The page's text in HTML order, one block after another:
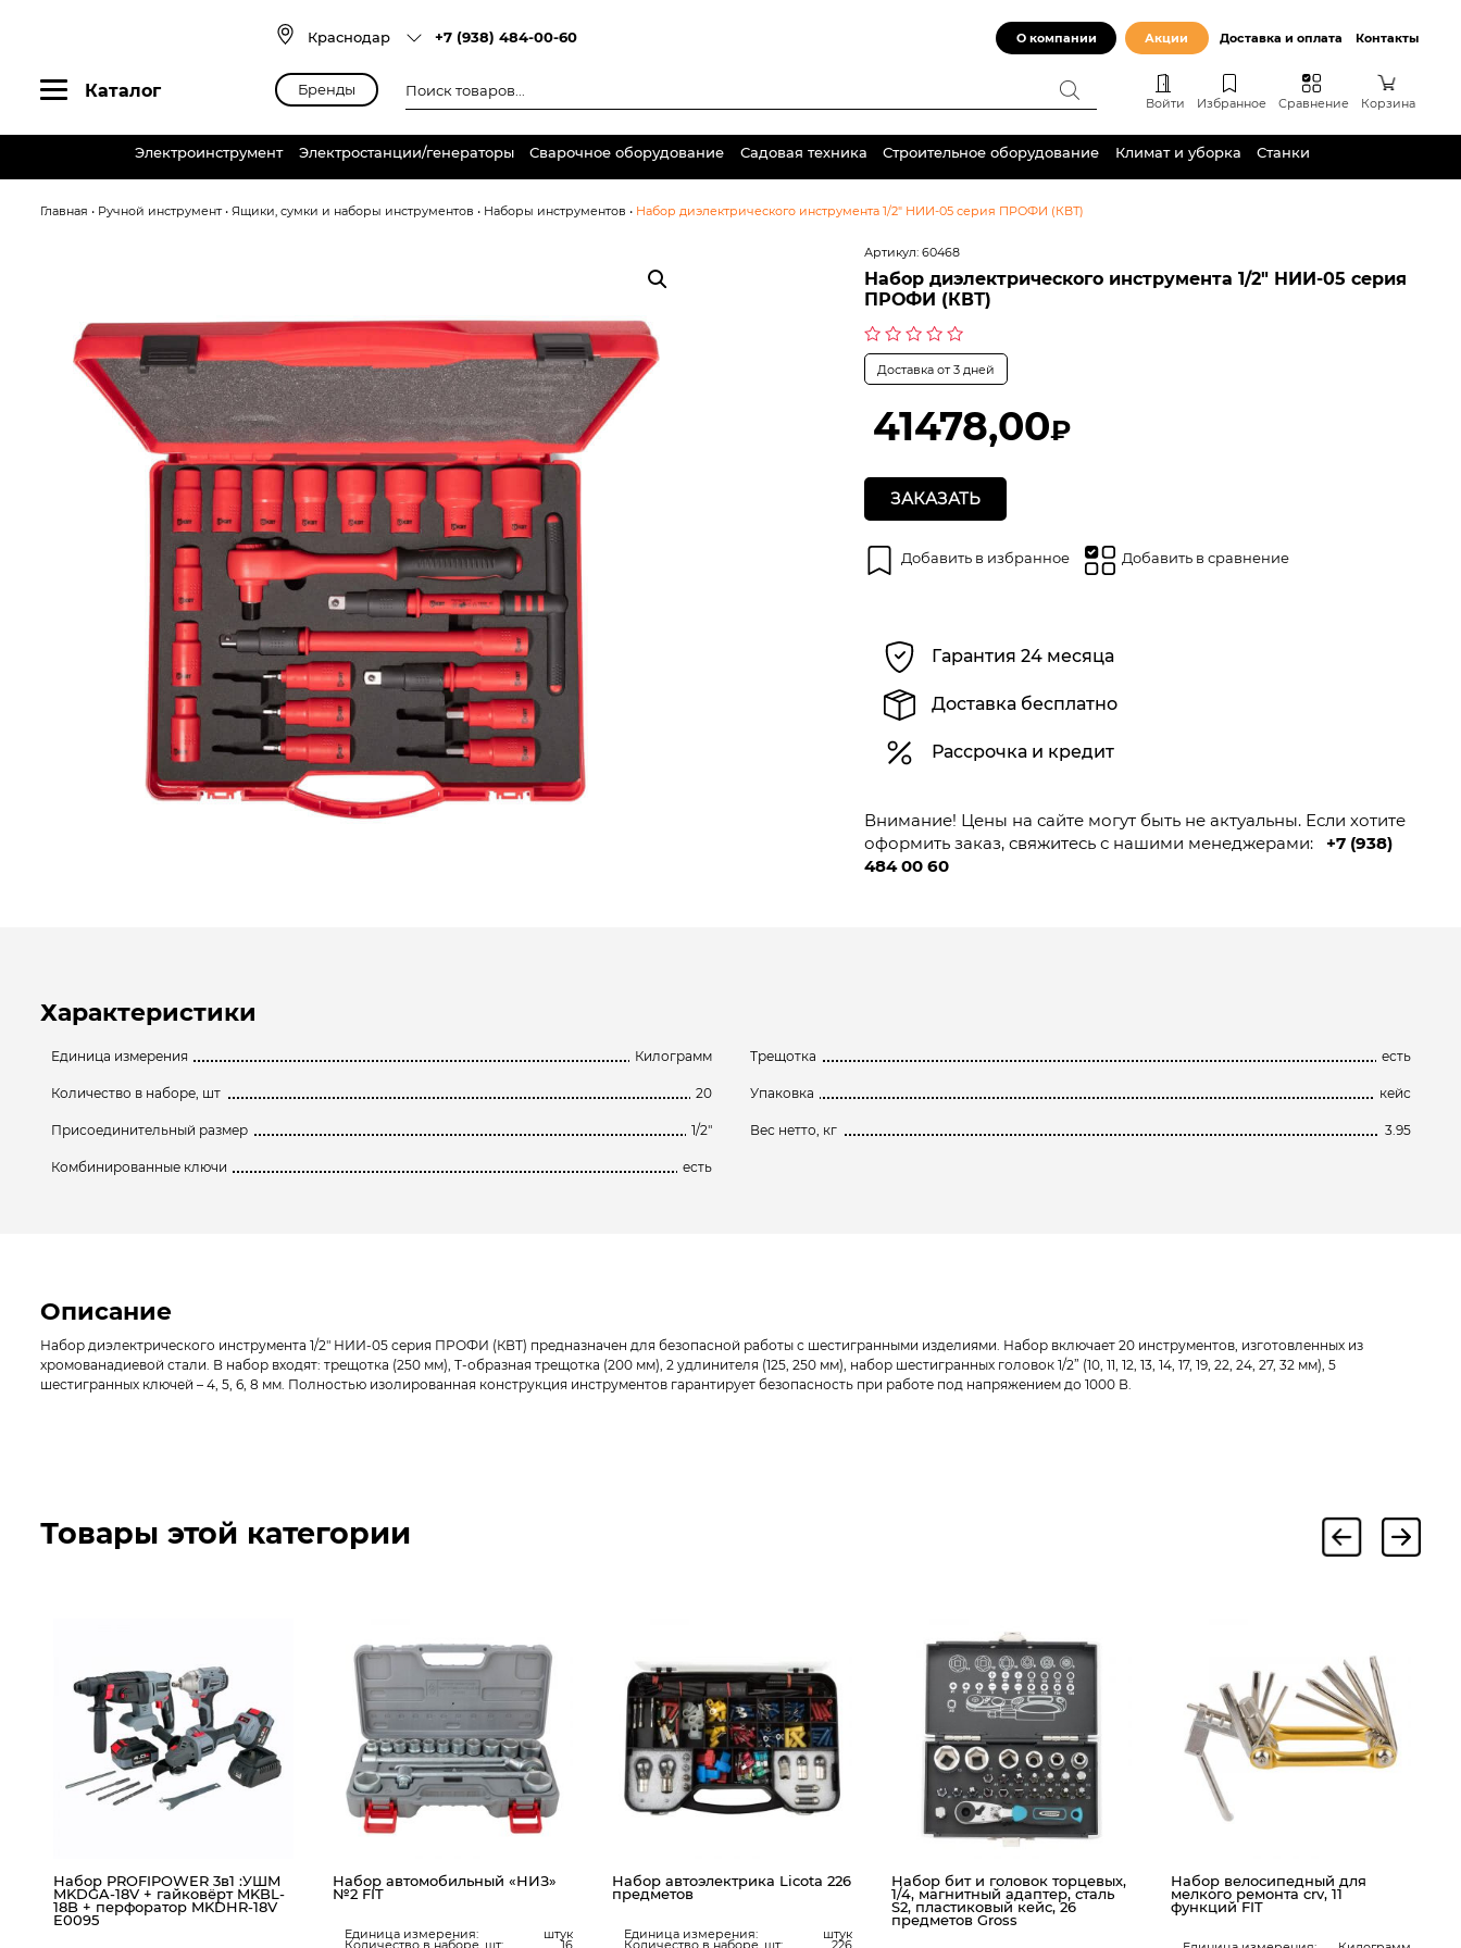
Краснодар +7 (938) 484-00-60 О компании Акции Доставка и оплата Контакты
Каталог Бренды товаров
Войти Избранное Сравнение Корзина
Электроинструмент Электростанции/генераторы Сварочное оборудование Садовая техника Строительное оборудование Климат и уборка Станки
Главная • Ручной инструмент• Ящики, сумки и наборы инструментов • Наборы инструментов • Набор диэлектрического инструмента 1/2″ НИИ-05 серия ПРОФИ (КВТ)
Артикул:60468
Набор диэлектрического инструмента 1/2″ НИИ-05 серия
ПРОФИ (КВТ)
Оценка
из
Доставка от 3 дней
41478,00₽
ЗАКАЗАТЬ
Добавить в избранное Добавить в сравнение
Гарантия 24 месяца
Доставка бесплатно
Рассрочка и кредит
Внимание! Цены на сайте могут быть не актуальны. Если хотите
оформить заказ, свяжитесь с нашими менеджерами:
+7 (938)
484 00 60
Характеристики
Единица измерения Килограмм
Количество в наборе, шт 20
Присоединительный размер 1/2"
Комбинированные ключи есть
Трещотка есть
Упаковка кейс
Вес нетто, кг 3.95
Описание
Набор диэлектрического инструмента 1/2″ НИИ-05 серия ПРОФИ (КВТ) предназначен для безопасной работы с шестигранными изделиями. Набор включает 20 инструментов, изготовленных из
хромованадиевой стали. В набор входят: трещотка (250 мм), Т-образная трещотка (200 мм), 2 удлинителя (125, 250 мм), набор шестигранных головок 1/2” (10, 11, 12, 13, 14, 17, 19, 22, 24, 27, 32 мм), 5
шестигранных ключей – 4, 5, 6, 8 мм. Полностью изолированная конструкция инструментов гарантирует безопасность при работе под напряжением до 1000 В.
Товары этой категории
Набор PROFIPOWER 3в1 :УШМ
MKDGA-18V + гайковёрт MKBL-
18B + перфоратор MKDHR-18V
E0095
Набор автомобильный «НИЗ»
№2 FIT
Единица измерения: штук
Количество в наборе, шт: 16
Набор автоэлектрика Licota 226
предметов
Единица измерения: штук
Количество в наборе, шт: 226
Набор бит и головок торцевых,
1/4, магнитный адаптер, сталь
S2, пластиковый кейс, 26
предметов Gross
Набор велосипедный для
мелкого ремонта crv, 11
функций FIT